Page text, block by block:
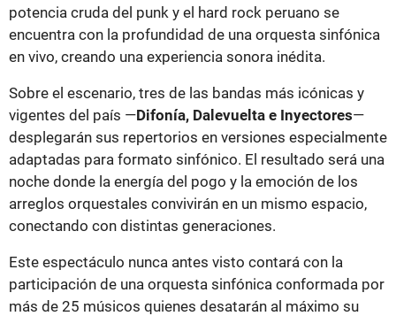
potencia cruda del punk y el hard rock peruano se
encuentra con la profundidad de una orquesta sinfónica
en vivo, creando una experiencia sonora inédita.
Sobre el escenario, tres de las bandas más icónicas y
vigentes del país —Difonía, Dalevuelta e Inyectores—
desplegarán sus repertorios en versiones especialmente
adaptadas para formato sinfónico. El resultado será una
noche donde la energía del pogo y la emoción de los
arreglos orquestales convivirán en un mismo espacio,
conectando con distintas generaciones.
Este espectáculo nunca antes visto contará con la
participación de una orquesta sinfónica conformada por
más de 25 músicos quienes desatarán al máximo su